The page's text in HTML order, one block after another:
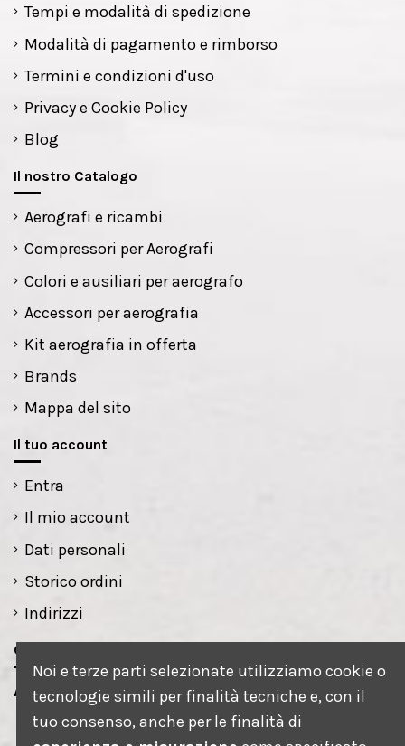
Tempi e modalità di spedizione
Modalità di pagamento e rimborso
Termini e condizioni d'uso
Privacy e Cookie Policy
Blog
Il nostro Catalogo
Aerografi e ricambi
Compressori per Aerografi
Colori e ausiliari per aerografo
Accessori per aerografia
Kit aerografia in offerta
Brands
Mappa del sito
Il tuo account
Entra
Il mio account
Dati personali
Storico ordini
Indirizzi
Contatti
AEROGRAFART s.r.l.s.
via petrarca, 1
Noi e terze parti selezionate utilizziamo cookie o
tecnologie simili per finalità tecniche e, con il
tuo consenso, anche per le finalità di